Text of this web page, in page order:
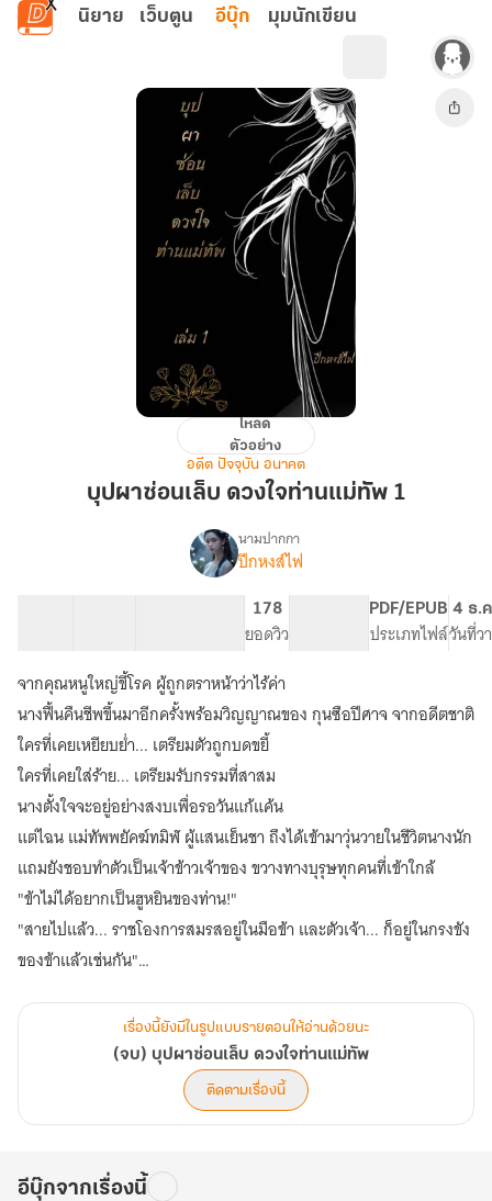
ข้ามไปยังเนื้อหาหลัก
นิยาย เว็บตูน อีบุ๊ก มุมนักเขียน
บุปผา
เล็บ
โหลด
ตัวอย่าง
อดีต ปัจจุบัน อนาคต
บุปผาซ่อนเล็บ ดวงใจท่านแม่ทัพ 1
เรื่อง(จบ)
ซ่อน
เล็บ
ท่าน
แม่ทัพ
นามปากกา
ปีกหงส์ไฟ
178
ยอดวิว
PDF/EPUB
ประเภทไฟล์
4 ธ.
วันที่ว
จากคุณหนูใหญ่ขี้โรค ผู้ถูกตราหน้าว่าไร้ค่า
นางฟื้นคืนชีพขึ้นมาอีกครั้งพร้อมวิญญาณของ กุนซือปีศาจ จากอดีตชาติ
ใครที่เคยเหยียบย่ำ... เตรียมตัวถูกบดขยี้
ใครที่เคยใส่ร้าย... เตรียมรับกรรมที่สาสม
นางตั้งใจจะอยู่อย่างสงบเพื่อรอวันแก้แค้น
แต่ไฉน แม่ทัพพยัคฆ์ทมิฬ ผู้แสนเย็นชา ถึงได้เข้ามาวุ่นวายในชีวิตนางนัก
แถมยังชอบทำตัวเป็นเจ้าข้าวเจ้าของ ขวางทางบุรุษทุกคนที่เข้าใกล้
"ข้าไม่ได้อยากเป็นฮูหยินของท่าน!"
"สายไปแล้ว... ราชโองการสมรสอยู่ในมือข้า และตัวเจ้า... ก็อยู่ในกรงขัง
ของข้าแล้วเช่นกัน"
เรื่องนี้ยังมีในรูปแบบรายตอนให้อ่านด้วยนะ
(จบ) บุปผาซ่อนเล็บ ดวงใจท่านแม่ทัพ
ติดตามเรื่องนี้
อีบุ๊กจากเรื่องนี้